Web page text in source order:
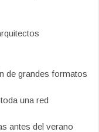
de grandes formatos
una red
antes del verano